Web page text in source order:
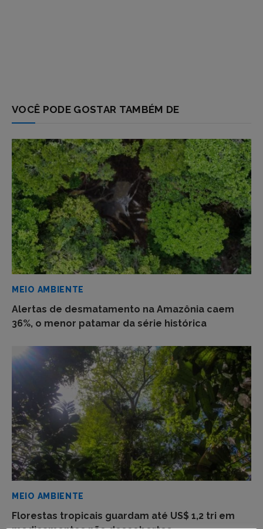
VOCÊ PODE GOSTAR TAMBÉM DE
MEIO AMBIENTE
Alertas de desmatamento na Amazônia caem
36%, o menor patamar da série histórica
MEIO AMBIENTE
Florestas tropicais guardam até US$ 1,2 tri em